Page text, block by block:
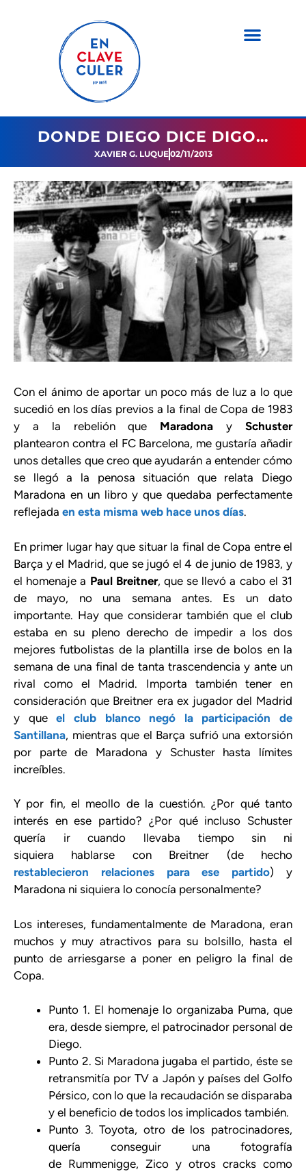
DONDE DIEGO DICE DIGO…
XAVIER G. LUQUE02/11/2013
Con el ánimo de aportar un poco más de luz a lo que
sucedió en los días previos a la final de Copa de 1983
y a la rebelión que Maradona ySchuster
plantearon contra el FC Barcelona, me gustaría añadir
unos detalles que creo que ayudarán a entender cómo
se llegó a la penosa situación que relata Diego
Maradona en un libro y que quedaba perfectamente
reflejada en esta misma web hace unos días.
En primer lugar hay que situar la final de Copa entre el
Barça y el Madrid, que se jugó el 4 de junio de 1983, y
el homenaje a Paul Breitner, que se llevó a cabo el 31
de mayo, no una semana antes. Es un dato
importante. Hay que considerar también que el club
estaba en su pleno derecho de impedir a los dos
mejores futbolistas de la plantilla irse de bolos en la
semana de una final de tanta trascendencia y ante un
rival como el Madrid. Importa también tener en
consideración que Breitner era ex jugador del Madrid
y queel club blanco negó la participación de
Santillana, mientras que el Barça sufrió una extorsión
por parte de Maradona y Schuster hasta límites
increíbles.
Y por fin, el meollo de la cuestión. ¿Por qué tanto
interés en ese partido? ¿Por qué incluso Schuster
quería ir cuando llevaba tiempo sin ni
siquiera hablarse con Breitner (de hecho
restablecieron relaciones para ese partido) y
Maradona ni siquiera lo conocía personalmente?
Los intereses, fundamentalmente de Maradona, eran
muchos y muy atractivos para su bolsillo, hasta el
punto de arriesgarse a poner en peligro la final de
Copa.
Punto 1. El homenaje lo organizaba Puma, que
era, desde siempre, el patrocinador personal de
Diego.
Punto 2. Si Maradona jugaba el partido, éste se
retransmitía por TV a Japón y países del Golfo
Pérsico, con lo que la recaudación se disparaba
y el beneficio de todos los implicados también.
Punto 3. Toyota, otro de los patrocinadores,
quería conseguir una fotografía
de Rummenigge, Zico y otros cracks como